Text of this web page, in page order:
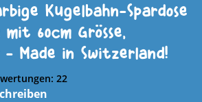
Kugelbahn-Spardose
mit 60cm Grösse,
- Made in Switzerland!
22